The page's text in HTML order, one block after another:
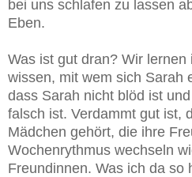
bei uns schlafen zu lassen
Eben.
Was ist gut dran? Wir lernen
wissen, mit wem sich Sarah
dass Sarah nicht blöd ist
falsch ist. Verdammt gut ist,
Mädchen gehört, die ihre
Wochenrythmus wechseln
Freundinnen. Was ich da so